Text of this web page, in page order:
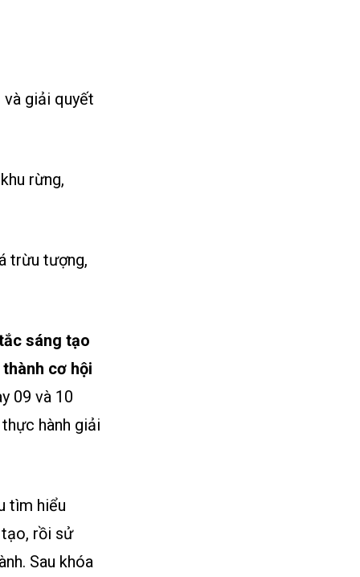
giải quyết
rừng,
trừu tượng,
sáng tạo
cơ hội
09 và 10
hành giải
tìm hiểu
rồi sử
Sau khóa